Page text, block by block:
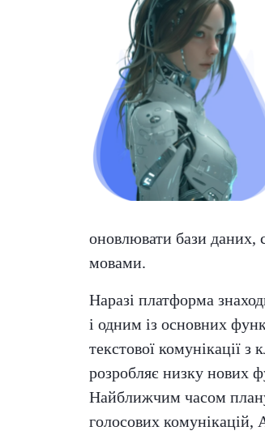
оновлювати бази даних,
мовами.
Наразі платформа
і одним із основних
текстової комунікації
розробляє низку нових
Найближчим часом
голосових комунікацій,